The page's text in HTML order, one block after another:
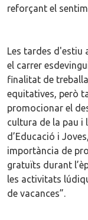
reforçant el
Les tardes d'estiu
el carrer
finalitat de
equitatives, però
promocionar el
cultura de la pau i
d’Educació i
importància de
gratuïts durant
les activitats
de vacances”.